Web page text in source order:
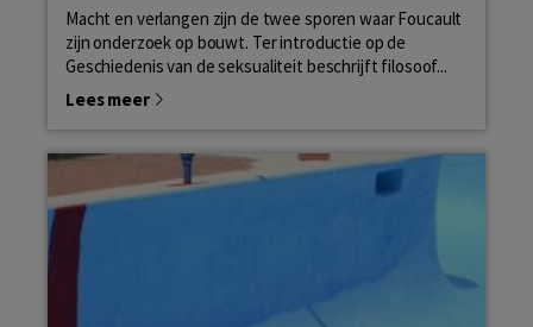
Macht en verlangen zijn de twee sporen waar Foucault
zijn onderzoek op bouwt. Ter introductie op de
Geschiedenis van de seksualiteit beschrijft filosoof...
Lees meer